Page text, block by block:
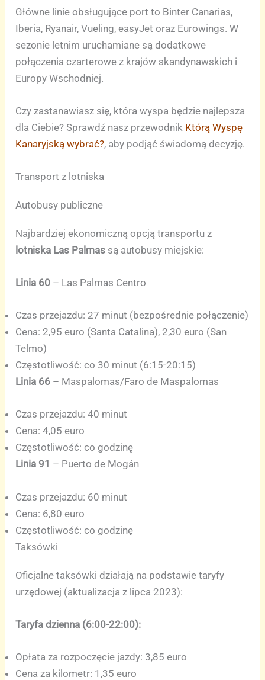
Główne linie obsługujące port to Binter Canarias,
Iberia, Ryanair, Vueling, easyJet oraz Eurowings. W
sezonie letnim uruchamiane są dodatkowe
połączenia czarterowe z krajów skandynawskich i
Europy Wschodniej.
Czy zastanawiasz się, która wyspa będzie najlepsza
dla Ciebie? Sprawdź nasz przewodnik Którą Wyspę
Kanaryjską wybrać?, aby podjąć świadomą decyzję.
Transport z lotniska
Autobusy publiczne
Najbardziej ekonomiczną opcją transportu z
lotniska Las Palmas są autobusy miejskie:
Linia 60 – Las Palmas Centro
Czas przejazdu: 27 minut (bezpośrednie połączenie)
Cena: 2,95 euro (Santa Catalina), 2,30 euro (San
Telmo)
Częstotliwość: co 30 minut (6:15-20:15)
Linia 66 – Maspalomas/Faro de Maspalomas
Czas przejazdu: 40 minut
Cena: 4,05 euro
Częstotliwość: co godzinę
Linia 91 – Puerto de Mogán
Czas przejazdu: 60 minut
Cena: 6,80 euro
Częstotliwość: co godzinę
Taksówki
Oficjalne taksówki działają na podstawie taryfy
urzędowej (aktualizacja z lipca 2023):
Taryfa dzienna (6:00-22:00):
Opłata za rozpoczęcie jazdy: 3,85 euro
Cena za kilometr: 1,35 euro